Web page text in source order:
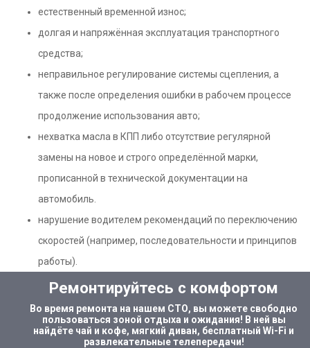
естественный временной износ;
долгая и напряжённая эксплуатация транспортного
средства;
неправильное регулирование системы сцепления, а
также после определения ошибки в рабочем процессе
продолжение использования авто;
нехватка масла в КПП либо отсутствие регулярной
замены на новое и строго определённой марки,
прописанной в технической документации на
автомобиль.
нарушение водителем рекомендаций по переключению
скоростей (например, последовательности и принципов
работы).
Ремонтируйтесь с комфортом
Во время ремонта на нашем СТО, вы можете свободно
пользоваться зоной отдыха и ожидания! В ней вы
найдёте чай и кофе, мягкий диван, бесплатный Wi-Fi и
развлекательные телепередачи!